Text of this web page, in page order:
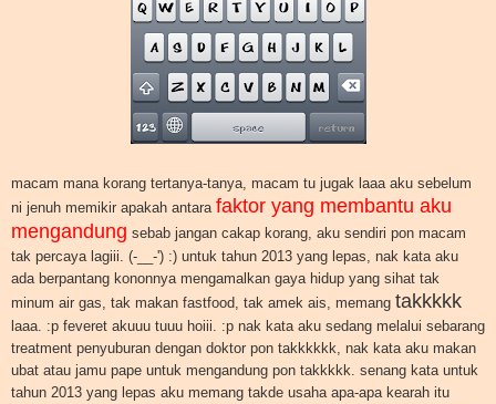
macam mana korang tertanya-tanya, macam tu jugak laaa aku sebelum
ni jenuh memikir apakah antara faktor yang membantu aku
mengandung sebab jangan cakap korang, aku sendiri pon macam
tak percaya lagiii. (-__-') :) untuk tahun 2013 yang lepas, nak kata aku
ada berpantang kononnya mengamalkan gaya hidup yang sihat tak
minum air gas, tak makan fastfood, tak amek ais, memang takkkkk
laaa. :p feveret akuuu tuuu hoiii. :p nak kata aku sedang melalui sebarang
treatment penyuburan dengan doktor pon takkkkkk, nak kata aku makan
ubat atau jamu pape untuk mengandung pon takkkkk. senang kata untuk
tahun 2013 yang lepas aku memang takde usaha apa-apa kearah itu